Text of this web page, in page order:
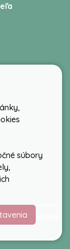
,
súbory